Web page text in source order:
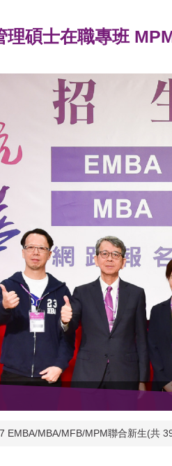
理碩士在職專班
EMBA/MBA/MFB/MPM聯合新生(共